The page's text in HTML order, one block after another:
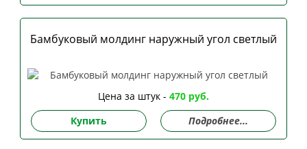
Бамбуковый молдинг наружный угол светлый
Цена за штук - 470 руб.
Купить
Подробнее...